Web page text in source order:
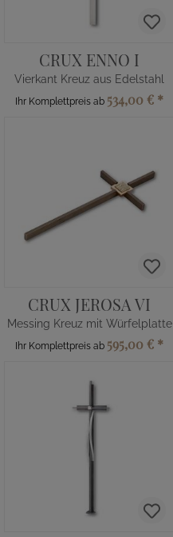
CRUX ENNO I
Vierkant Kreuz aus Edelstahl
Ihr Komplettpreis ab 534,00 € *
CRUX JEROSA VI
Messing Kreuz mit Würfelplatte
Ihr Komplettpreis ab 595,00 € *